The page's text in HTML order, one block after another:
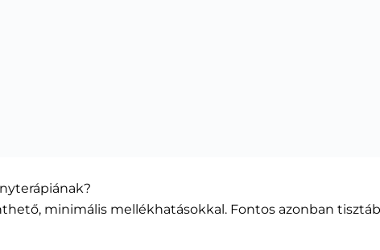
minimális mellékhatásokkal. Fontos azonban